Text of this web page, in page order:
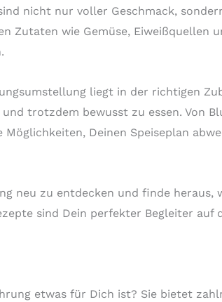
nicht nur voller Geschmack,
Zutaten wie Gemüse, Eiweißquellen
liegt in der richtigen
trotzdem bewusst zu essen. Von
Deinen Speiseplan
neu zu entdecken und finde heraus,
sind Dein perfekter Begleiter auf
etwas für Dich ist? Sie bietet